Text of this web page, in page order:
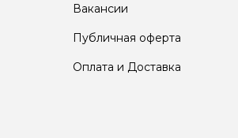
Вакансии
Публичная оферта
Оплата и Доставка